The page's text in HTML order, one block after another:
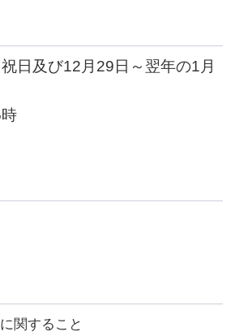
祝日及び12月29日～翌年の1月
関すること